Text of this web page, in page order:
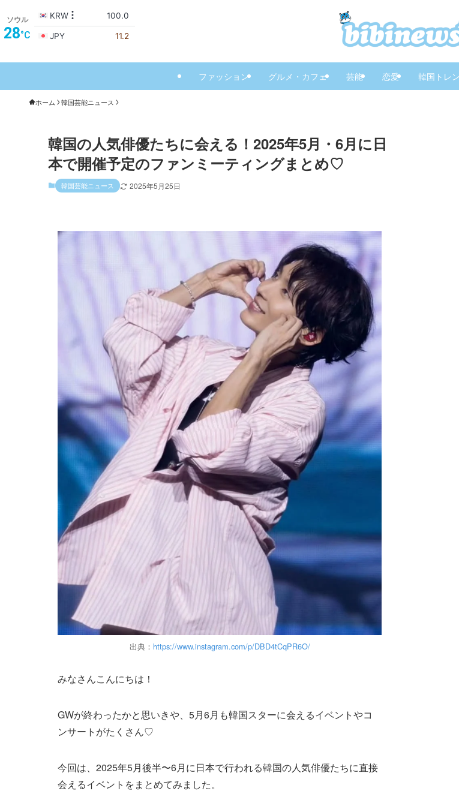
ファッション グルメ・カフェ 芸能 恋愛 韓国トレ
ソウル
28°C
ホーム 韓国芸能ニュース
韓国の人気俳優たちに会える！2025年5月・6月に日
本で開催予定のファンミーティングまとめ♡
韓国芸能ニュース 2025年5月25日
出典： https://www.instagram.com/p/DBD4tCqPR6O/
みなさんこんにちは！
GWが終わったかと思いきや、5月6月も韓国スターに会えるイベントやコ
ンサートがたくさん♡
今回は、2025年5月後半〜6月に日本で行われる韓国の人気俳優たちに直接
会えるイベントをまとめてみました。